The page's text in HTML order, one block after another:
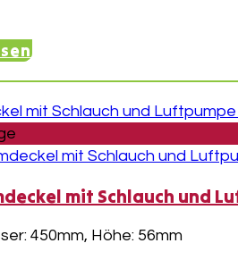
mit Schlauch und
450mm, Höhe: 56mm